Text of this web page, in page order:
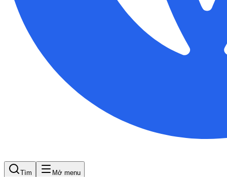
Tìm Mở menu